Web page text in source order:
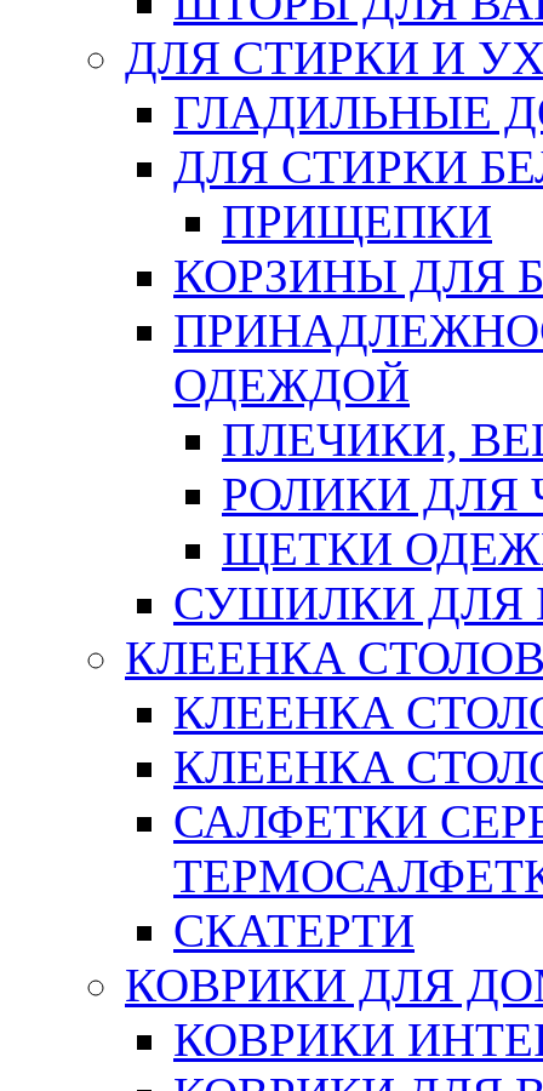
ДЛЯ СТИРКИ И
ГЛАДИЛЬНЫЕ
ДЛЯ СТИРКИ
ПРИЩЕПКИ
КОРЗИНЫ ДЛЯ
ОДЕЖДОЙ
ПЛЕЧИКИ,
РОЛИКИ ДЛЯ
ЩЕТКИ
СУШИЛКИ ДЛЯ
КЛЕЕНКА
КЛЕЕНКА
КЛЕЕНКА
САЛФЕТКИ
СКАТЕРТИ
КОВРИКИ ДЛЯ
КОВРИКИ